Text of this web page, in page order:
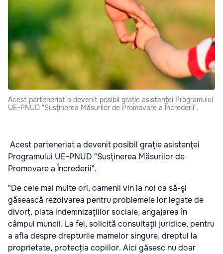
Acest parteneriat a devenit posibil graţie asistenţei Programului
UE-PNUD "Susţinerea Măsurilor de Promovare a Încrederii".
Acest parteneriat a devenit posibil graţie asistenţei
Programului UE-PNUD "Susţinerea Măsurilor de
Promovare a Încrederii".
"De cele mai multe ori, oamenii vin la noi ca să-şi
găsească rezolvarea pentru problemele lor legate de
divorț, plata indemnizațiilor sociale, angajarea în
câmpul muncii. La fel, solicită consultaţii juridice, pentru
a afla despre drepturile mamelor singure, dreptul la
proprietate, protecția copiilor. Aici găsesc nu doar